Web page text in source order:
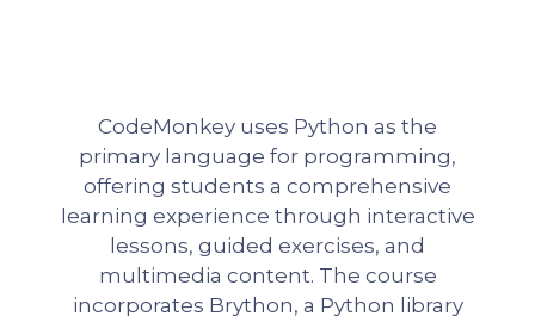
CodeMonkey uses Python as the
primary language for programming,
offering students a comprehensive
learning experience through interactive
lessons, guided exercises, and
multimedia content. The course
incorporates Brython, a Python library